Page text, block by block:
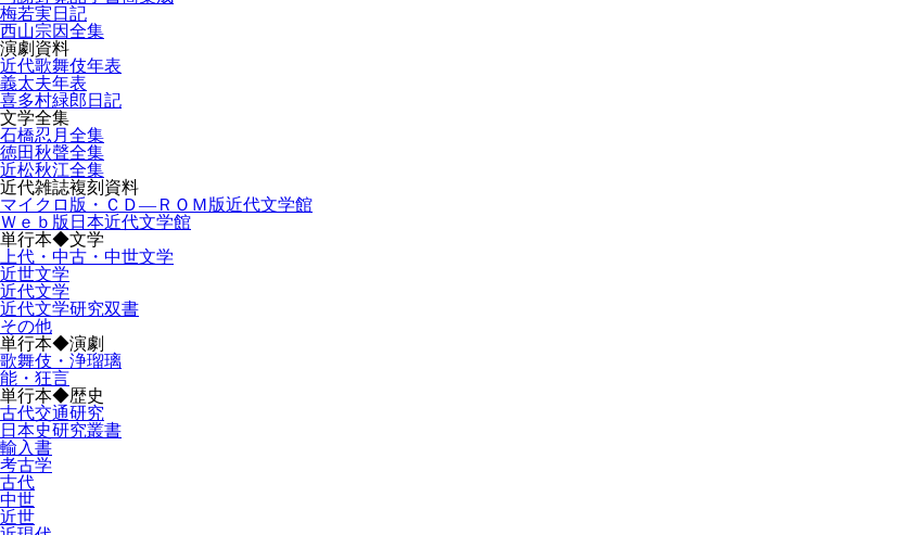
梅若実日記
西山宗因全集
演劇資料
近代歌舞伎年表
義太夫年表
喜多村緑郎日記
文学全集
石橋忍月全集
徳田秋聲全集
近松秋江全集
近代雑誌複刻資料
マイクロ版・ＣＤ―ＲＯＭ版近代文学館
Ｗｅｂ版日本近代文学館
単行本◆文学
上代・中古・中世文学
近世文学
近代文学
近代文学研究双書
その他
単行本◆演劇
歌舞伎・浄瑠璃
能・狂言
単行本◆歴史
古代交通研究
日本史研究叢書
輸入書
考古学
古代
中世
近世